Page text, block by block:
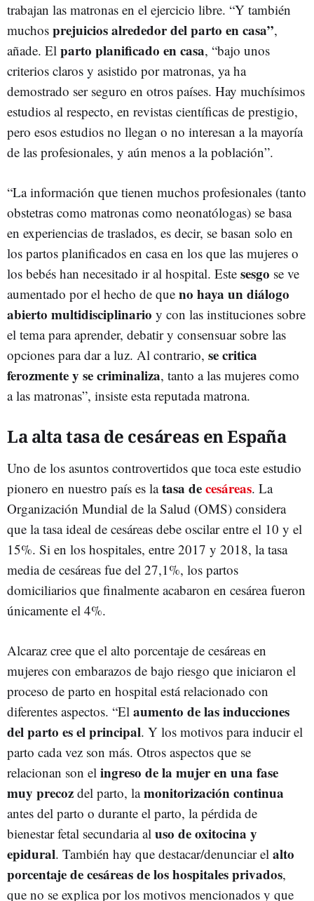
trabajan las matronas en el ejercicio libre. “Y también
muchos prejuicios alrededor del parto en casa”,
añade. El parto planificado en casa, “bajo unos
criterios claros y asistido por matronas, ya ha
demostrado ser seguro en otros países. Hay muchísimos
estudios al respecto, en revistas científicas de prestigio,
pero esos estudios no llegan o no interesan a la mayoría
de las profesionales, y aún menos a la población”.
“La información que tienen muchos profesionales (tanto
obstetras como matronas como neonatólogas) se basa
en experiencias de traslados, es decir, se basan solo en
los partos planificados en casa en los que las mujeres o
los bebés han necesitado ir al hospital. Este sesgo se ve
aumentado por el hecho de que no haya un diálogo
abierto multidisciplinario y con las instituciones sobre
el tema para aprender, debatir y consensuar sobre las
opciones para dar a luz. Al contrario, se critica
ferozmente y se criminaliza, tanto a las mujeres como
a las matronas”, insiste esta reputada matrona.
La alta tasa de cesáreas en España
Uno de los asuntos controvertidos que toca este estudio
pionero en nuestro país es latasa decesáreas. La
Organización Mundial de la Salud (OMS) considera
que la tasa ideal de cesáreas debe oscilar entre el 10 y el
15%. Si en los hospitales, entre 2017 y 2018, la tasa
media de cesáreas fue del 27,1%, los partos
domiciliarios que finalmente acabaron en cesárea fueron
únicamente el 4%.
Alcaraz cree que el alto porcentaje de cesáreas en
mujeres con embarazos de bajo riesgo que iniciaron el
proceso de parto en hospital está relacionado con
diferentes aspectos. “El aumento de las inducciones
del parto es el principal. Y los motivos para inducir el
parto cada vez son más. Otros aspectos que se
relacionan son el ingreso de la mujer en una fase
muy precoz del parto, lamonitorización continua
antes del parto o durante el parto, la pérdida de
bienestar fetal secundaria al uso de oxitocina y
epidural. También hay que destacar/denunciar el alto
porcentaje de cesáreas de los hospitales privados,
que no se explica por los motivos mencionados y que